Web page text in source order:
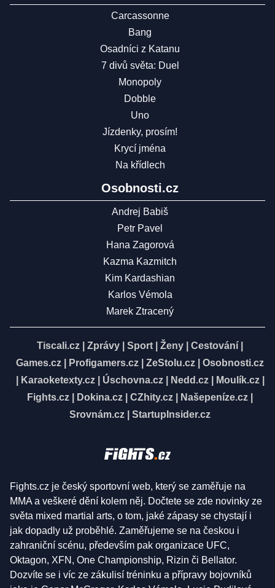
Carcassonne
Bang
Osadníci z Katanu
7 divů světa: Duel
Monopoly
Dobble
Uno
Jízdenky, prosím!
Krycí jména
Na křídlech
Osobnosti.cz
Andrej Babiš
Petr Pavel
Hana Zagorová
Kazma Kazmitch
Kim Kardashian
Karlos Vémola
Marek Ztracený
Tiscali.cz Zprávy Sport Ženy Cestování
Games.cz
Profigamers.cz ZeStolu.cz
Osobnosti.cz
Karaoketexty.cz| Úschovna.cz| Nedd.cz| Moulík.cz|
Fights.cz
Dokina.cz CZhity.cz Našepeníze.cz
Srovnám.cz
StartupInsider.cz
Fights.cz je český sportovní web, který se zaměřuje na
MMA a veškeré dění kolem něj. Dočtete se zde novinky ze
světa mixed martial arts, o tom, jaké zápasy se chystají i
jak dopadly už proběhlé. Zaměřujeme se na českou i
zahraniční scénu, především pak organizace UFC,
Oktagon, XFN, One Championship, Rizin či Bellator.
Dozvíte se i víc ze zákulisí tréninku a přípravy bojovníků